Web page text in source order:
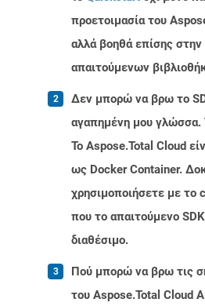
προετοιμασία του
αλλά βοηθά επίσης
απαιτούμενων
Δεν μπορώ να βρω το
αγαπημένη μου γλώσσα.
Το Aspose.Total Cloud
ως Docker Container.
χρησιμοποιήσετε με το
που το απαιτούμενο
διαθέσιμο.
Πού μπορώ να βρω τις
του Aspose.Total Cloud